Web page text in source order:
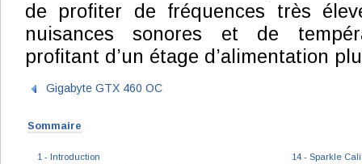
de profiter de fréquences très
nuisances sonores et de
profitant d’un étage d’alimentation
Gigabyte GTX 460 OC
Sommaire
1 - Introduction
14 - Sparkle